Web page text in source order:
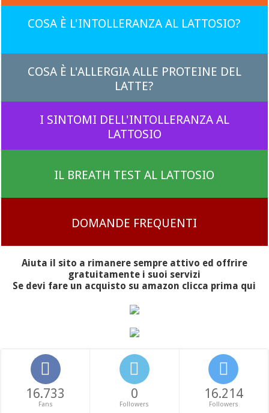
COSA È L'INTOLLERANZA AL LATTOSIO?
COSA È L'ALLERGIA ALLE PROTEINE DEL
LATTE?
I SINTOMI DELL'INTOLLERANZA AL
LATTOSIO
IL BREATH TEST AL LATTOSIO
DOMANDE FREQUENTI
Aiuta il sito a rimanere sempre attivo ed offrire
gratuitamente i suoi servizi
Se devi fare un acquisto su amazon clicca prima qui
16.733
Fans
0
Followers
16.214
Followers